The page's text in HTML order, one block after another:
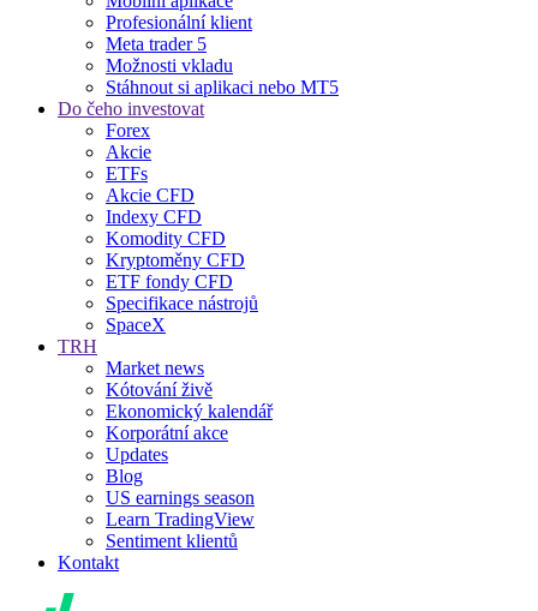
Profesionální klient
Meta trader 5
Možnosti vkladu
Stáhnout si aplikaci nebo MT5
Do čeho investovat
Forex
Akcie
ETFs
Akcie CFD
Indexy CFD
Komodity CFD
Kryptoměny CFD
ETF fondy CFD
Specifikace nástrojů
SpaceX
TRH
Market news
Kótování živě
Ekonomický kalendář
Korporátní akce
Updates
Blog
US earnings season
Learn TradingView
Sentiment klientů
Kontakt